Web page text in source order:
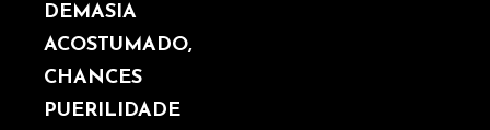
DEMASIA
ACOSTUMADO,
CHANCES
PUERILIDADE